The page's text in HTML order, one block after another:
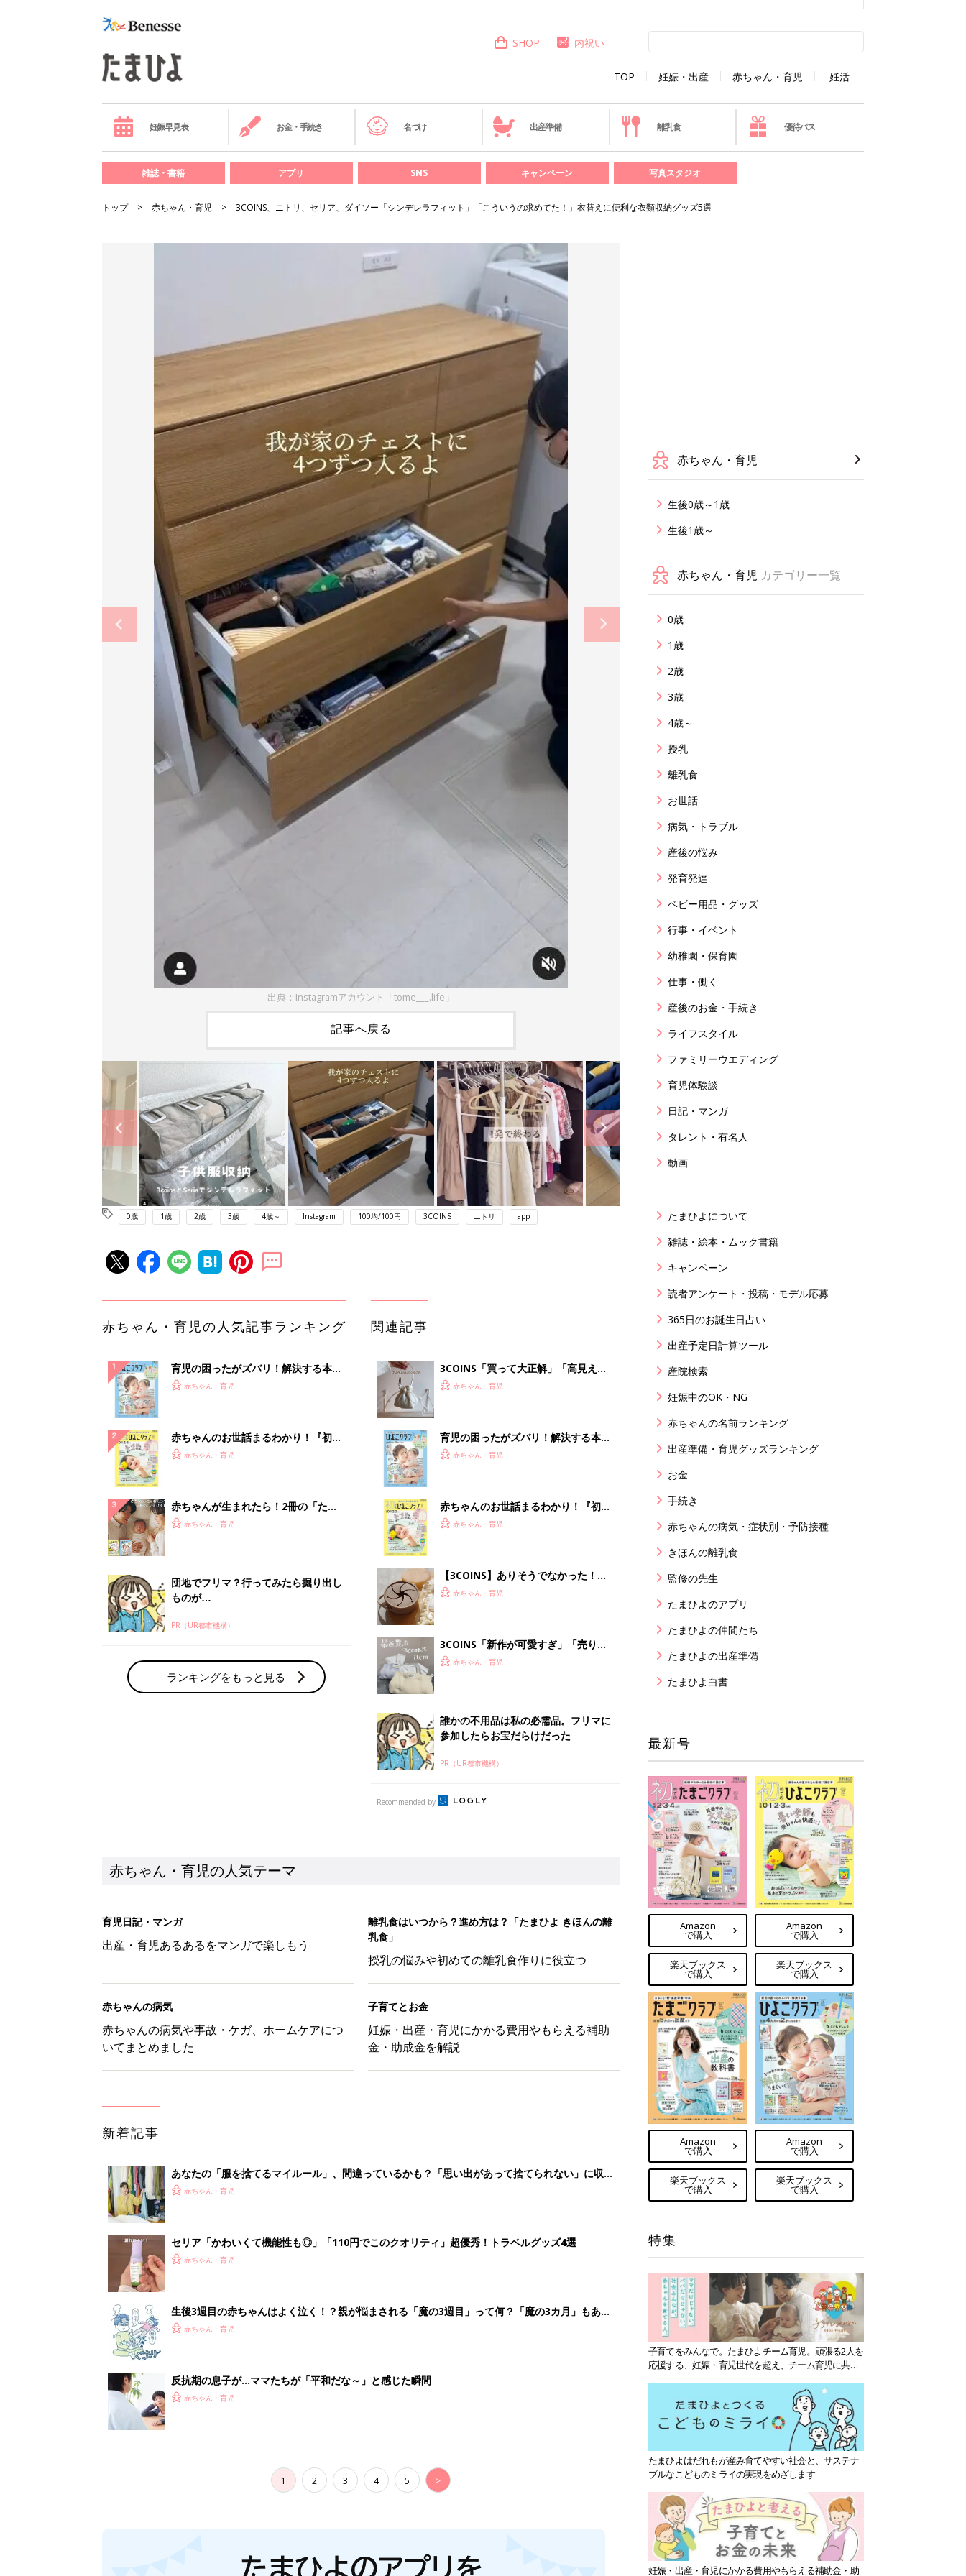
TOP 妊娠・出産 赤ちゃん・育児 妊活
SHOP 内祝い
妊娠早見表 お金・手続き 名づけ 出産準備 離乳食 優待パス
雑誌・書籍 アプリ SNS キャンペーン 写真スタジオ
トップ 赤ちゃん・育児 3COINS、ニトリ、セリア、ダイソー「シンデレラフィット」「こういうの求めてた！」衣替えに便利な衣類収納グッズ5選
出典：Instagramアカウント「tome___.life」
記事へ戻る
0歳 1歳 2歳 3歳 4歳～ Instagram 100均/100円 3COINS ニトリ app
赤ちゃん・育児の人気記事ランキング
育児の困ったがズバリ！解決する本
『ひよこクラブ 夏号』 4カ月～2才
赤ちゃん・育児
赤ちゃんのお世話まるわかり！『初め
てのひよこクラブ 夏号』〈巻頭大特
赤ちゃん・育児
赤ちゃんが生まれたら！2冊の「たま
ひよ」
赤ちゃん・育児
団地でフリマ？行ってみたら掘り出し
ものが…
PR（UR都市機構）
ランキングをもっと見る
関連記事
3COINS「買って大正解」「高見えで
可愛すぎ」大人気のファッショングッ
赤ちゃん・育児
育児の困ったがズバリ！解決する本
『ひよこクラブ 夏号』 4カ月～2才
赤ちゃん・育児
赤ちゃんのお世話まるわかり！『初め
てのひよこクラブ 夏号』〈巻頭大特
赤ちゃん・育児
【3COINS】ありそうでなかった！か
さばらなくて衛生的な「折りたためる
赤ちゃん・育児
3COINS「新作が可愛すぎ」「売り切
れ前に無事ゲット！」話題のモコモコ
赤ちゃん・育児
誰かの不用品は私の必需品。フリマに
参加したらお宝だらけだった
PR（UR都市機構）
Recommended by
赤ちゃん・育児の人気テーマ
育児日記・マンガ
出産・育児あるあるをマンガで楽しもう
離乳食はいつから？進め方は？「たまひよ きほんの離
乳食」
授乳の悩みや初めての離乳食作りに役立つ
赤ちゃんの病気
赤ちゃんの病気や事故・ケガ、ホームケアにつ
いてまとめました
子育てとお金
妊娠・出産・育児にかかる費用やもらえる補助
金・助成金を解説
新着記事
あなたの「服を捨てるマイルール」、間違っているかも？「思い出があって捨てられない」に収納
スタイリストが喝！
赤ちゃん・育児
セリア「かわいくて機能性も◎」「110円でこのクオリティ」超優秀！トラベルグッズ4選
赤ちゃん・育児
生後3週目の赤ちゃんはよく泣く！？親が悩まされる「魔の3週目」って何？「魔の3カ月」もある
って本当？【専門家】
赤ちゃん・育児
反抗期の息子が...ママたちが「平和だな～」と感じた瞬間
赤ちゃん・育児
1 2 3 4 5 >
赤ちゃん・育児
生後0歳～1歳
生後1歳～
赤ちゃん・育児 カテゴリー一覧
0歳
1歳
2歳
3歳
4歳～
授乳
離乳食
お世話
病気・トラブル
産後の悩み
発育発達
ベビー用品・グッズ
行事・イベント
幼稚園・保育園
仕事・働く
産後のお金・手続き
ライフスタイル
ファミリーウエディング
育児体験談
日記・マンガ
タレント・有名人
動画
たまひよについて
雑誌・絵本・ムック書籍
キャンペーン
読者アンケート・投稿・モデル応募
365日のお誕生日占い
出産予定日計算ツール
産院検索
妊娠中のOK・NG
赤ちゃんの名前ランキング
出産準備・育児グッズランキング
お金
手続き
赤ちゃんの病気・症状別・予防接種
きほんの離乳食
監修の先生
たまひよのアプリ
たまひよの仲間たち
たまひよの出産準備
たまひよ白書
最新号
Amazon
で購入
楽天ブックス
で購入
Amazon
で購入
楽天ブックス
で購入
Amazon
で購入
楽天ブックス
で購入
Amazon
で購入
楽天ブックス
で購入
特集
子育てをみんなで。たまひよチーム育児。頑張る2人を
応援する、妊娠・育児世代を超え、チーム育児に共感
たまひよはだれもが産み育てやすい社会と、サステナ
ブルなこどものミライの実現をめざします
妊娠・出産・育児にかかる費用やもらえる補助金・助